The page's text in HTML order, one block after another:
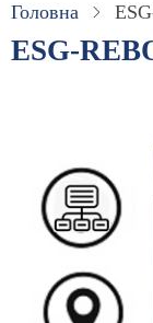
Головна
ESG-